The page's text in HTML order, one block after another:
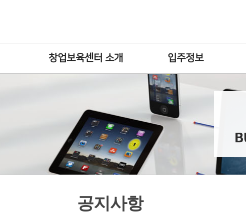
창업보육센터 소개 입주정보
공지사항